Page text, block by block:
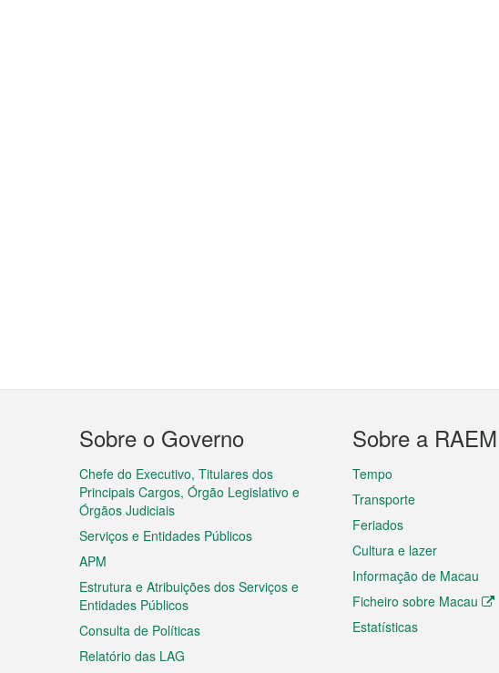
Menu
do
rodapé
Sobre o Governo
Chefe do Executivo, Titulares dos
Principais Cargos, Órgão Legislativo e
Órgãos Judiciais
Serviços e Entidades Públicos
APM
Estrutura e Atribuições dos Serviços e
Entidades Públicos
Consulta de Políticas
Relatório das LAG
Sobre a RAEM
Tempo
Transporte
Feriados
Cultura e lazer
Informação de Macau
Ficheiro sobre Macau
Estatísticas